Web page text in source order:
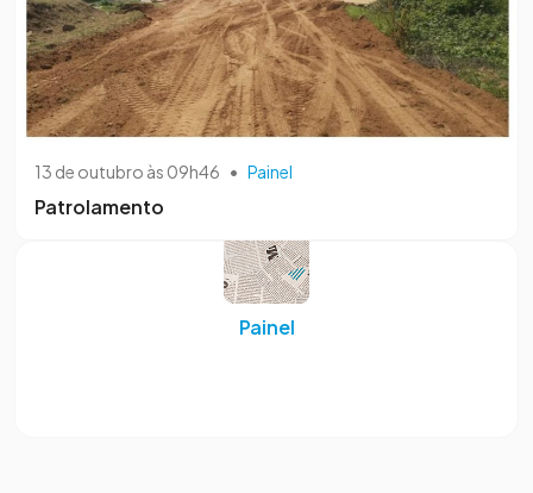
13 de outubro às 09h46 • Painel
Patrolamento
Painel